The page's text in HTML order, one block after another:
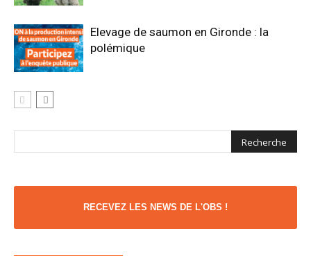
Elevage de saumon en Gironde : la
polémique
RECEVEZ LES NEWS DE L'OBS !